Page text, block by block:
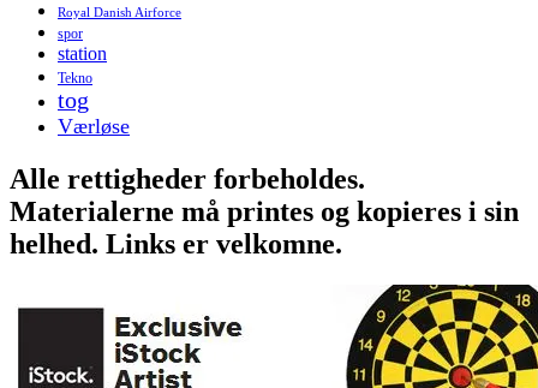
Royal Danish Airforce
spor
station
Tekno
tog
Værløse
Alle rettigheder forbeholdes.
Materialerne må printes og kopieres i sin
helhed. Links er velkomne.